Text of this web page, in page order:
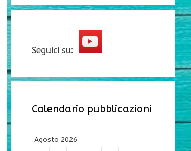
Seguici su:
Calendario pubblicazioni
Agosto 2026